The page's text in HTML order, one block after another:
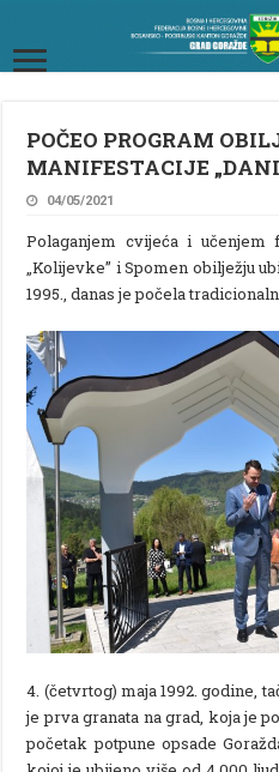
POČEO PROGRAM
MANIFESTACIJE
04/05/2021
Polaganjem cvijeća i učenjem
„Kolijevke” i Spomen obilježju
1995., danas je počela
4. (četvrtog) maja 1992. godine,
je prva granata na grad, koja je
početak potpune opsade